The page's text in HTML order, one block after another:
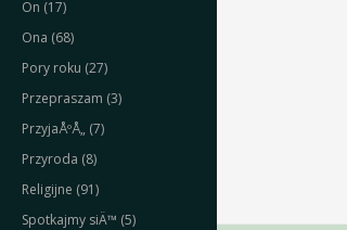
On (17)
Ona (68)
Pory roku (27)
Przepraszam (3)
PrzyjaÅºÅ„ (7)
Przyroda (8)
Religijne (91)
Spotkajmy siÄ™ (5)